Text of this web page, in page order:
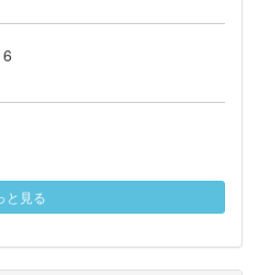
と見る